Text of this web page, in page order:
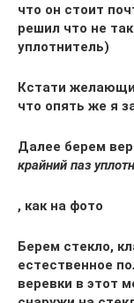
что он стоит
решил что не
уплотнитель)
Кстати
что опять же я
Далее берем
крайний паз
, как на фото
Берем стекло,
естественное
веревки в этот